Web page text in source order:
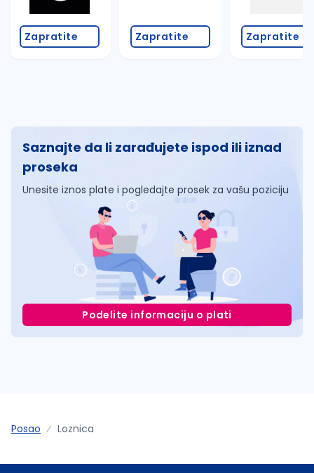
Zapratite Zapratite Zapratite
Saznajte da li zarađujete ispod ili iznad
proseka
Unesite iznos plate i pogledajte prosek za vašu poziciju
Podelite informaciju o plati
Posao Loznica